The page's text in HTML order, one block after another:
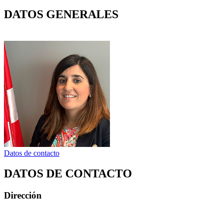
DATOS GENERALES
Datos de contacto
DATOS DE CONTACTO
Dirección